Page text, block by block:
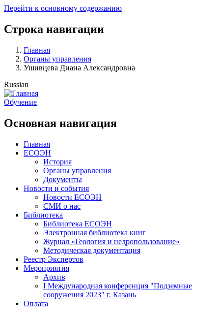
Перейти к основному содержанию
Строка навигации
Главная
Органы управления
Ушивцева Диана Александровна
Russian
Обучение
Основная навигация
Главная
ЕСОЭН
История
Органы управления
Документы
Новости и события
Новости ЕСОЭН
СМИ о нас
Библиотека
Библиотека ЕСОЭН
Электронная библиотека книг
Журнал «Геология и недропользование»
Методическая документация
Реестр Экспертов
Мероприятия
Архив
I Международная конференция "Подземные
сооружения 2023" г. Казань
Оплата